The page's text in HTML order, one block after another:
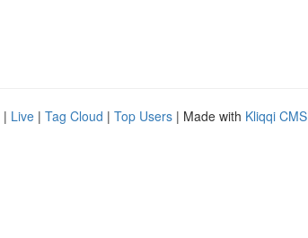
| Live | Tag Cloud | Top Users | Made with Kliqqi CMS